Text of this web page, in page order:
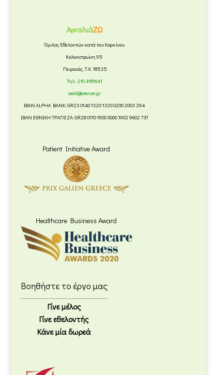
ΑγκαλιάΖΩ
Όμιλος Εθελοντών κατά του Καρκίνου
Κολοκοτρώνη 95
Πειραιάς, Τ.Κ. 18535
Τηλ.:210 4181641
oekk@otenet.gr
IBAN ALPHA BANK: GR23 0140 1320 1320 0200 2003 294
IBAN ΕΘΝΙΚΗ ΤΡΑΠΕΖΑ: GR28 0110 1900 0000 1902 9602 737
Patient Initiative Award
Healthcare Business Award
Βοηθήστε το έργο μας
Γίνε μέλος
Γίνε εθελοντής
Κάνε μία δωρεά